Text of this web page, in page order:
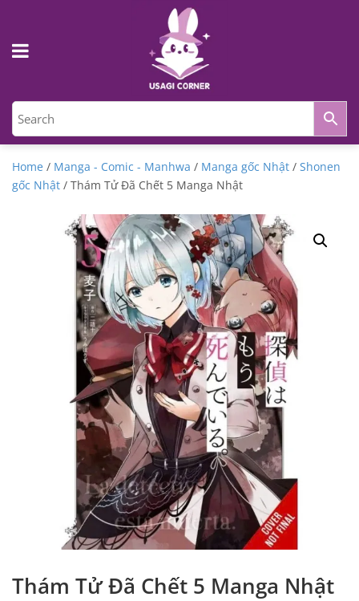
Home / Manga - Comic - Manhwa / Manga gốc Nhật / Shonen
gốc Nhật / Thám Tử Đã Chết 5 Manga Nhật
Thám Tử Đã Chết 5 Manga Nhật